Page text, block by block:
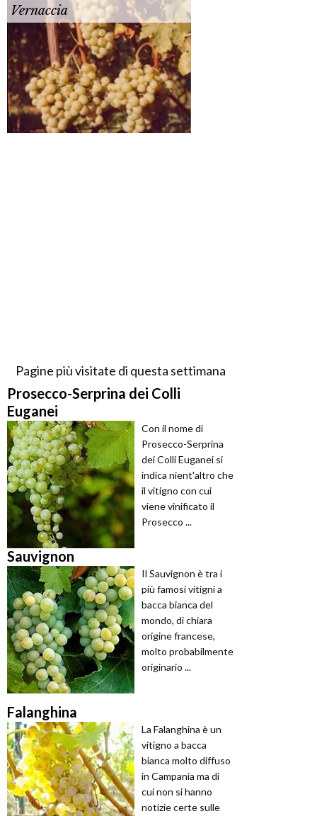
Vernaccia
Pagine più visitate di questa settimana
Prosecco-Serprina dei Colli
Euganei
Con il nome di
Prosecco-Serprina
dei Colli Euganei si
indica nient'altro che
il vitigno con cui
viene vinificato il
Prosecco ...
Sauvignon
Il Sauvignon è tra i
più famosi vitigni a
bacca bianca del
mondo, di chiara
origine francese,
molto probabilmente
originario ...
Falanghina
La Falanghina è un
vitigno a bacca
bianca molto diffuso
in Campania ma di
cui non si hanno
notizie certe sulle